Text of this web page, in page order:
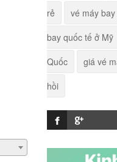
rẻ
vé máy
bay quốc tế ở Mỹ
Quốc
giá vé
hồi